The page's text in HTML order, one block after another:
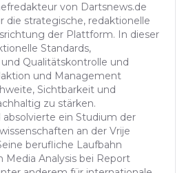
von Dartsnews.de
die strategische, redaktionelle
der Plattform. In dieser
Standards,
Qualitätskontrolle und
und Management
Sichtbarkeit und
zu stärken.
absolvierte ein Studium der
an der Vrije
berufliche Laufbahn
Media Analysis bei Report